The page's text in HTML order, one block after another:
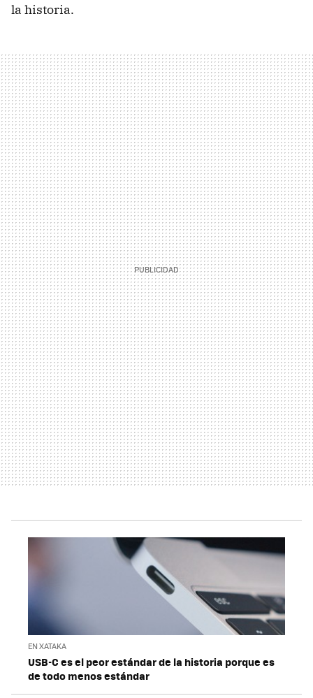
la historia.
EN XATAKA
USB-C es el peor estándar de la historia porque es
de todo menos estándar